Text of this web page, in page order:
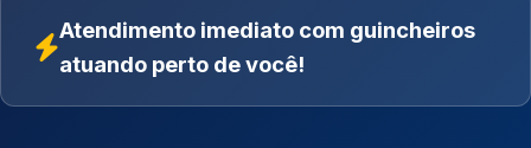
Atendimento imediato com guincheiros
atuando perto de você!